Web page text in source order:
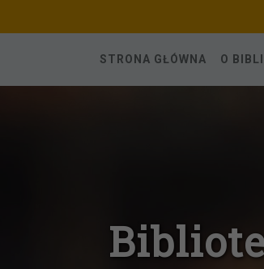
STRONA GŁÓWNA O